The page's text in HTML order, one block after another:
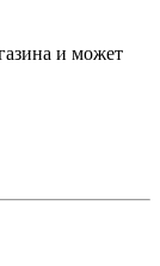
и может